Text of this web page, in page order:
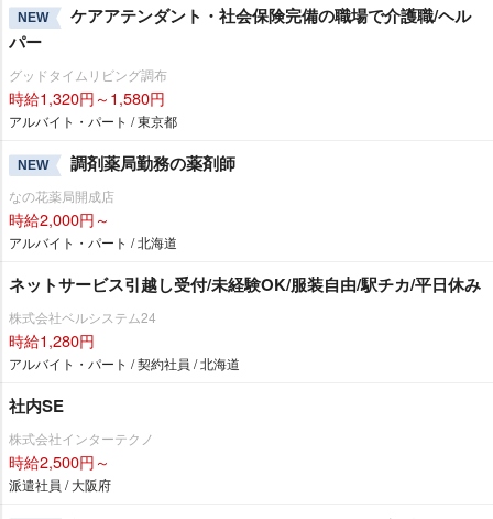
NEW
ケアアテンダント・社会保険完備の職場で介護職/ヘル
パー
グッドタイムリビング調布
時給1,320円～1,580円
アルバイト・パート / 東京都
NEW 調剤薬局勤務の薬剤師
なの花薬局開成店
時給2,000円～
アルバイト・パート / 北海道
ネットサービス引越し受付/未経験OK/服装自由/駅チカ/平日休み
株式会社ベルシステム24
時給1,280円
アルバイト・パート / 契約社員 / 北海道
社内SE
株式会社インターテクノ
時給2,500円～
派遣社員 / 大阪府